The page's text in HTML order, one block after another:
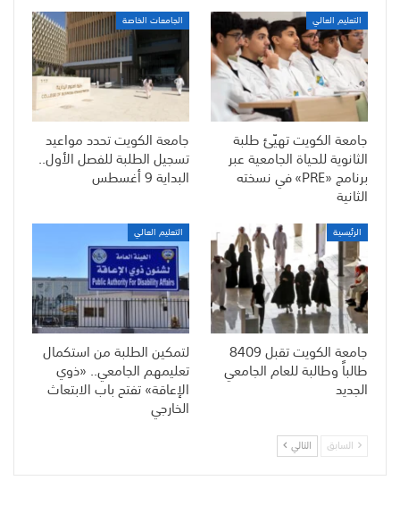
التعليم العالي
جامعة الكويت تهيّئ طلبة
الثانوية للحياة الجامعية عبر
برنامج «PRE» في نسخته
الثانية
الجامعات الخاصة
جامعة الكويت تحدد مواعيد
تسجيل الطلبة للفصل الأول..
البداية 9 أغسطس
الرئيسية
جامعة الكويت تقبل 8409
طالباً وطالبة للعام الجامعي
الجديد
التعليم العالي
لتمكين الطلبة من استكمال
تعليمهم الجامعي.. «ذوي
الإعاقة» تفتح باب الابتعاث
الخارجي
السابق التالي